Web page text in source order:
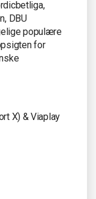
DBU
populære
for
X) & Viaplay